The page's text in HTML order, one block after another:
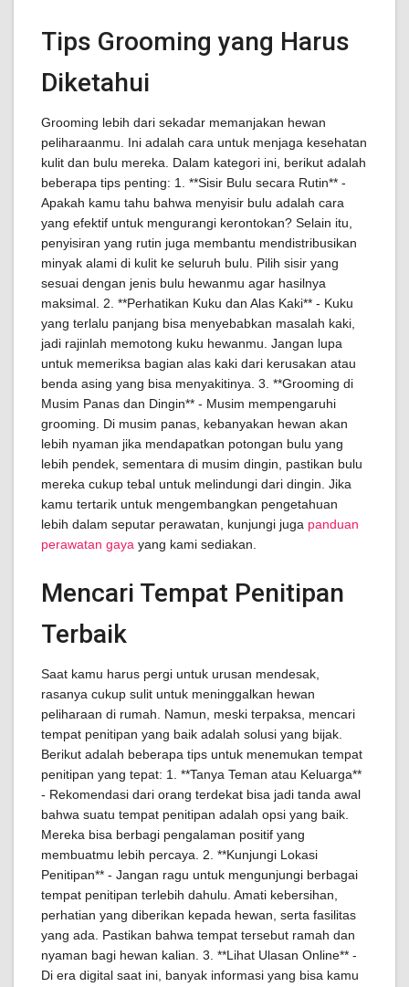
Tips Grooming yang Harus
Diketahui
Grooming lebih dari sekadar memanjakan hewan
peliharaanmu. Ini adalah cara untuk menjaga kesehatan
kulit dan bulu mereka. Dalam kategori ini, berikut adalah
beberapa tips penting: 1. **Sisir Bulu secara Rutin** -
Apakah kamu tahu bahwa menyisir bulu adalah cara
yang efektif untuk mengurangi kerontokan? Selain itu,
penyisiran yang rutin juga membantu mendistribusikan
minyak alami di kulit ke seluruh bulu. Pilih sisir yang
sesuai dengan jenis bulu hewanmu agar hasilnya
maksimal. 2. **Perhatikan Kuku dan Alas Kaki** - Kuku
yang terlalu panjang bisa menyebabkan masalah kaki,
jadi rajinlah memotong kuku hewanmu. Jangan lupa
untuk memeriksa bagian alas kaki dari kerusakan atau
benda asing yang bisa menyakitinya. 3. **Grooming di
Musim Panas dan Dingin** - Musim mempengaruhi
grooming. Di musim panas, kebanyakan hewan akan
lebih nyaman jika mendapatkan potongan bulu yang
lebih pendek, sementara di musim dingin, pastikan bulu
mereka cukup tebal untuk melindungi dari dingin. Jika
kamu tertarik untuk mengembangkan pengetahuan
lebih dalam seputar perawatan, kunjungi juga panduan
perawatan gaya yang kami sediakan.
Mencari Tempat Penitipan
Terbaik
Saat kamu harus pergi untuk urusan mendesak,
rasanya cukup sulit untuk meninggalkan hewan
peliharaan di rumah. Namun, meski terpaksa, mencari
tempat penitipan yang baik adalah solusi yang bijak.
Berikut adalah beberapa tips untuk menemukan tempat
penitipan yang tepat: 1. **Tanya Teman atau Keluarga**
- Rekomendasi dari orang terdekat bisa jadi tanda awal
bahwa suatu tempat penitipan adalah opsi yang baik.
Mereka bisa berbagi pengalaman positif yang
membuatmu lebih percaya. 2. **Kunjungi Lokasi
Penitipan** - Jangan ragu untuk mengunjungi berbagai
tempat penitipan terlebih dahulu. Amati kebersihan,
perhatian yang diberikan kepada hewan, serta fasilitas
yang ada. Pastikan bahwa tempat tersebut ramah dan
nyaman bagi hewan kalian. 3. **Lihat Ulasan Online** -
Di era digital saat ini, banyak informasi yang bisa kamu